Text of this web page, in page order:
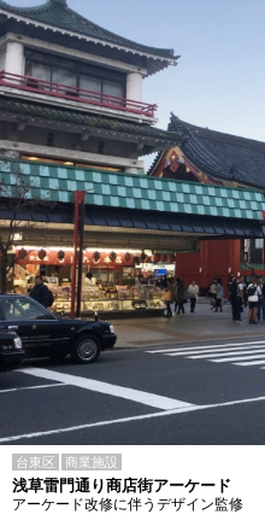
台東区 商業施設
浅草雷門通り商店街アーケード
アーケード改修に伴うデザイン監修